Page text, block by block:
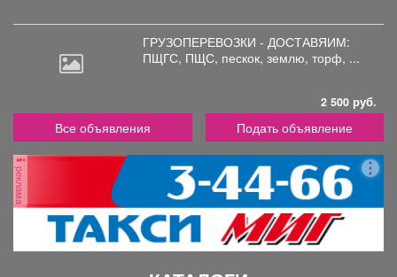
ГРУЗОПЕРЕВОЗКИ - ДОСТАВЯИМ:
ПЩГС, ПЩС, пескок, землю, торф, ...
2 500 руб.
Все объявления Подать объявление
реклама